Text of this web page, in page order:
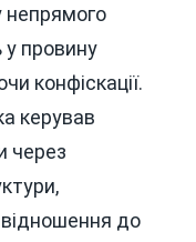
у провину
конфіскації.
керував
через
до